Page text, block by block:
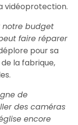
vidéoprotection.
notre budget
faire réparer
pour sa
la fabrique,
de
des caméras
encore